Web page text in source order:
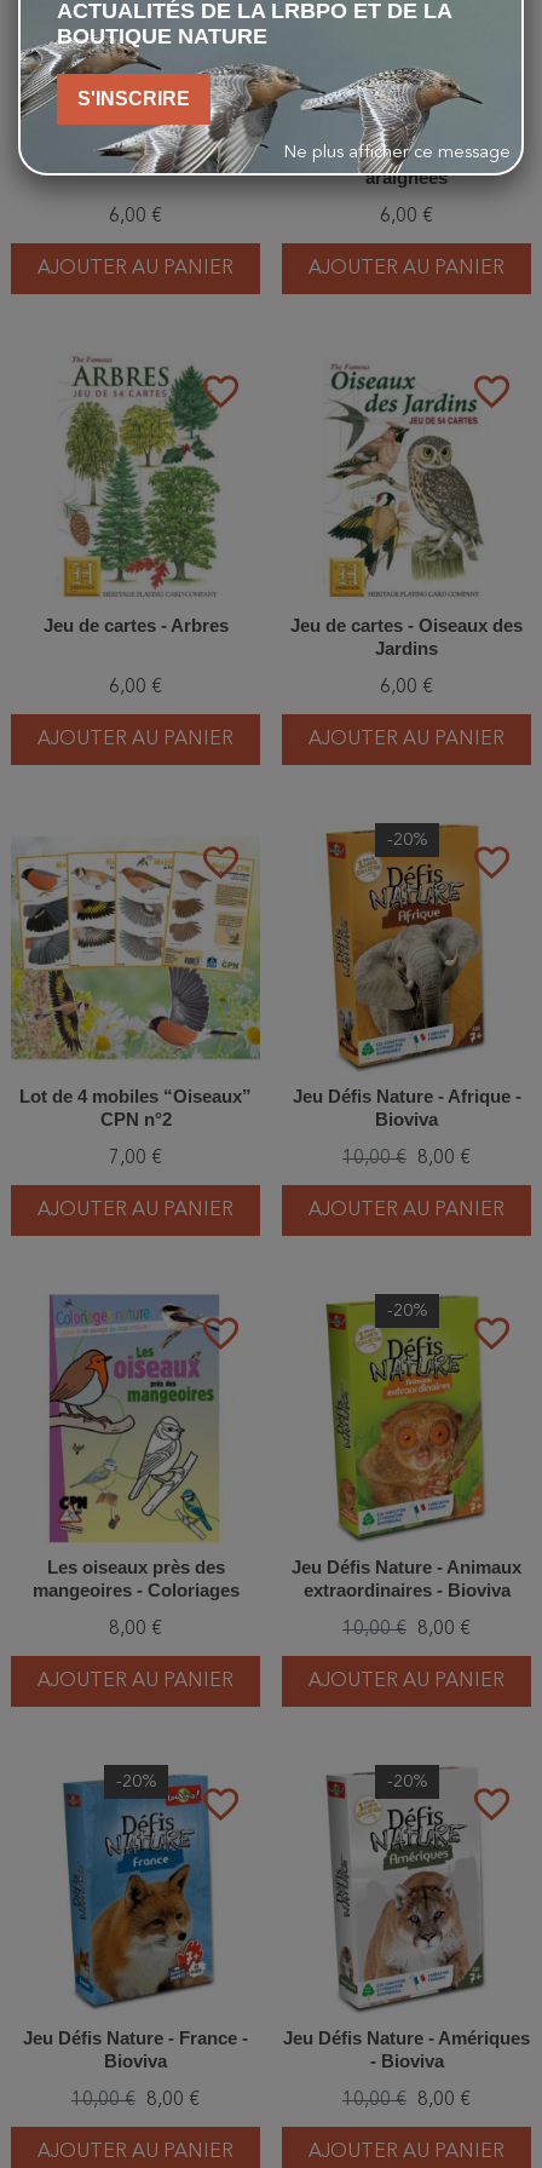
Jeu de cartes - Rapaces
6,00 €
AJOUTER AU PANIER
Jeu de cartes - Insectes et
araignées
6,00 €
AJOUTER AU PANIER
favorite_border
Jeu de cartes - Arbres
6,00 €
AJOUTER AU PANIER
favorite_border
Jeu de cartes - Oiseaux des
Jardins
6,00 €
AJOUTER AU PANIER
favorite_border
Lot de 4 mobiles “Oiseaux”
CPN n°2
7,00 €
AJOUTER AU PANIER
favorite_border
-20%
Jeu Défis Nature - Afrique -
Bioviva
10,00 € 8,00 €
AJOUTER AU PANIER
favorite_border
Les oiseaux près des
mangeoires - Coloriages
8,00 €
AJOUTER AU PANIER
favorite_border
-20%
Jeu Défis Nature - Animaux
extraordinaires - Bioviva
10,00 € 8,00 €
AJOUTER AU PANIER
favorite_border
-20%
Jeu Défis Nature - France -
Bioviva
10,00 € 8,00 €
AJOUTER AU PANIER
favorite_border
-20%
Jeu Défis Nature - Amériques
- Bioviva
10,00 € 8,00 €
AJOUTER AU PANIER
ACTUALITÉS DE LA LRBPO ET DE LA
BOUTIQUE NATURE
S'INSCRIRE
Ne plus afficher ce message